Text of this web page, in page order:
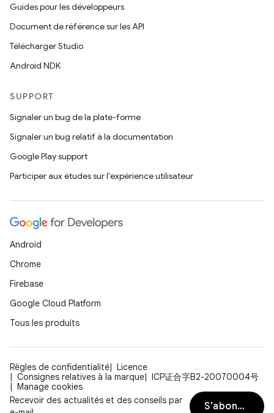
Guides pour les développeurs
Document de référence sur les API
Télécharger Studio
Android NDK
SUPPORT
Signaler un bug de la plate-forme
Signaler un bug relatif à la documentation
Google Play support
Participer aux études sur l'expérience utilisateur
Android
Chrome
Firebase
Google Cloud Platform
Tous les produits
Règles de confidentialité
Licence
Consignes relatives à la marque
ICP证合字B2-20070004号
Manage cookies
Recevoir des actualités et des conseils par
S’abonner